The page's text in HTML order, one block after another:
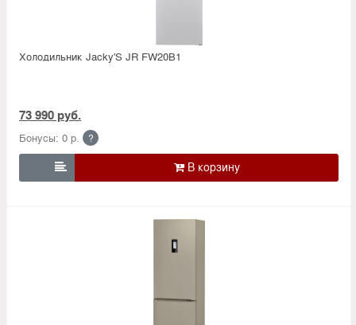
Холодильник Jacky'S JR FW20B1
73 990 руб.
Бонусы: 0 р. ?
